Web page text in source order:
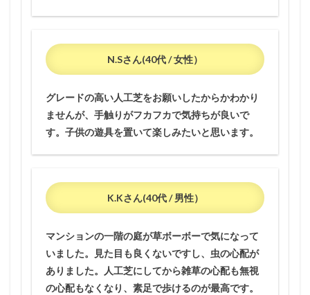
N.Sさん(40代 / 女性）
グレードの高い人工芝をお願いしたからかわかり
ませんが、手触りがフカフカで気持ちが良いで
す。子供の遊具を置いて楽しみたいと思います。
K.Kさん(40代 / 男性）
マンションの一階の庭が草ボーボーで気になって
いました。見た目も良くないですし、虫の心配が
ありました。人工芝にしてから雑草の心配も無視
の心配もなくなり、素足で歩けるのが最高です。